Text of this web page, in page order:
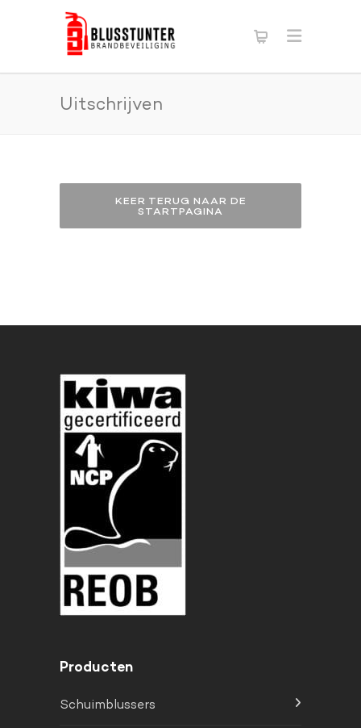
Uitschrijven
KEER TERUG NAAR DE
STARTPAGINA
Producten
Schuimblussers